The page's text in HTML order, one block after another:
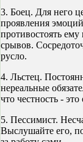
3. Боец. Для него
проявления
противостоять
срывов.
русло.
4. Льстец.
нереальные
что честность -
5. Пессимист.
Выслушайте его,